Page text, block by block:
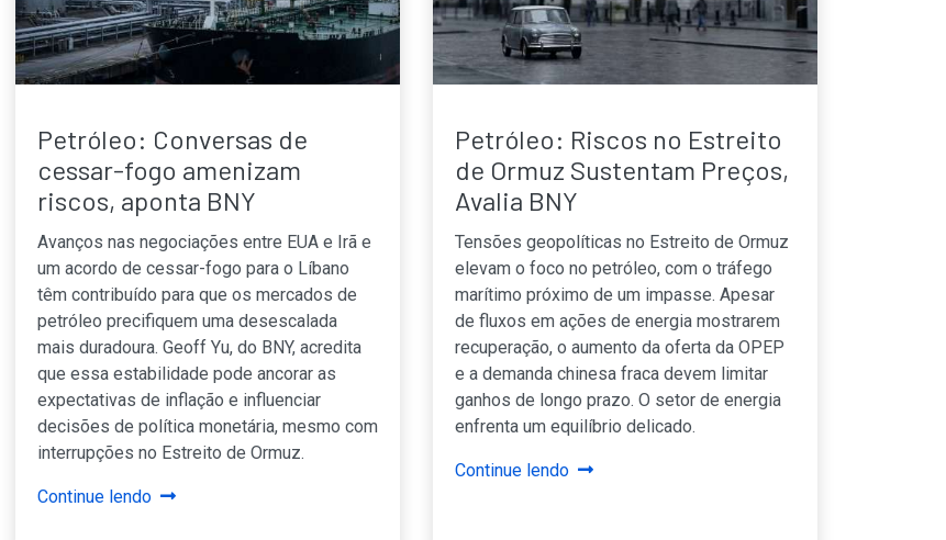
Petróleo: Conversas de
cessar-fogo amenizam
riscos, aponta BNY
Avanços nas negociações entre EUA e Irã e
um acordo de cessar-fogo para o Líbano
têm contribuído para que os mercados de
petróleo precifiquem uma desescalada
mais duradoura. Geoff Yu, do BNY, acredita
que essa estabilidade pode ancorar as
expectativas de inflação e influenciar
decisões de política monetária, mesmo com
interrupções no Estreito de Ormuz.
Continue lendo
Petróleo: Riscos no Estreito
de Ormuz Sustentam Preços,
Avalia BNY
Tensões geopolíticas no Estreito de Ormuz
elevam o foco no petróleo, com o tráfego
marítimo próximo de um impasse. Apesar
de fluxos em ações de energia mostrarem
recuperação, o aumento da oferta da OPEP
e a demanda chinesa fraca devem limitar
ganhos de longo prazo. O setor de energia
enfrenta um equilíbrio delicado.
Continue lendo